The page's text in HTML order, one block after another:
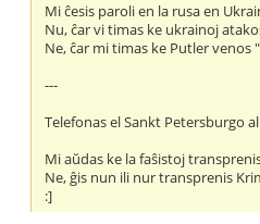
Mi ĉesis paroli en la rusa en
Nu, ĉar vi timas ke ukrainoj
Ne, ĉar mi timas ke Putler
---
Telefonas el Sankt Petersburgo
Mi aŭdas ke la faŝistoj
Ne, ĝis nun ili nur transprenis
:]